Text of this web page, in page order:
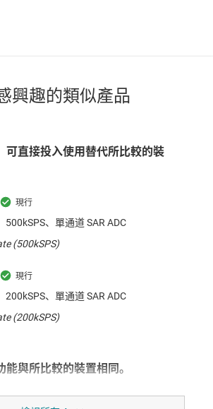
興趣的類似產品
可直接投入使用替代所比較的裝
500kSPS、單通道 SAR ADC
(500kSPS)
200kSPS、單通道 SAR ADC
(200kSPS)
能與所比較的裝置相同。